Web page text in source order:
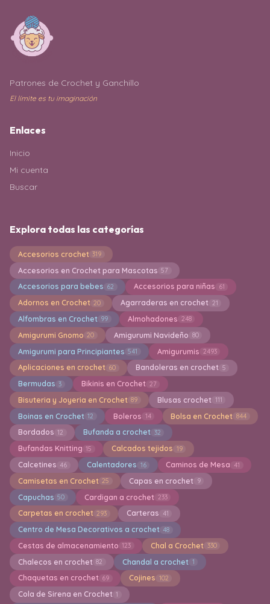
Patrones de Crochet y Ganchillo
El límite es tu imaginación
Enlaces
Inicio
Mi cuenta
Buscar
Explora todas las categorías
Accesorios crochet 319
Accesorios en Crochet para Mascotas 57
Accesorios para bebes 62 Accesorios para niñas 61
Adornos en Crochet 20 Agarraderas en crochet 21
Alfombras en Crochet 99 Almohadones 248
Amigurumi Gnomo 20 Amigurumi Navideño 80
Amigurumi para Principiantes 541 Amigurumis 2493
Aplicaciones en crochet 60 Bandoleras en crochet 5
Bermudas 3 Bikinis en Crochet 27
Bisuteria y Joyeria en Crochet 89 Blusas crochet 111
Boinas en Crochet 12 Boleros 14 Bolsa en Crochet 844
Bordados 12 Bufanda a crochet 32
Bufandas Knitting 15 Calcados tejidos 19
Calcetines 46 Calentadores 16 Caminos de Mesa 41
Camisetas en Crochet 25 Capas en crochet 9
Capuchas 50 Cardigan a crochet 233
Carpetas en crochet 293 Carteras 41
Centro de Mesa Decorativos a crochet 48
Cestas de almacenamiento 123 Chal a Crochet 330
Chalecos en crochet 82 Chandal a crochet 1
Chaquetas en crochet 69 Cojines 102
Cola de Sirena en Crochet 1